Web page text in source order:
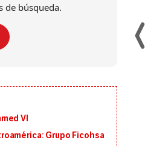
de búsqueda.
VI
Grupo Ficohsa
provocando una